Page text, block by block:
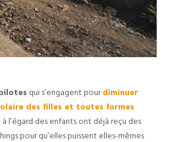
qui s’engagent pour diminuer
des filles et toutes formes
à l’égard des enfants ont déjà reçu des
pour qu’elles puissent elles-mêmes